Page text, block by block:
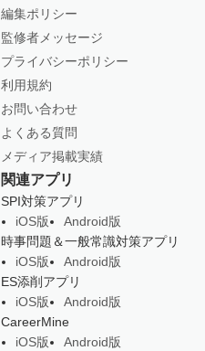
編集ポリシー
監修者メッセージ
プライバシーポリシー
利用規約
お問い合わせ
よくある質問
メディア掲載実績
関連アプリ
SPI対策アプリ
iOS版
Android版
時事問題＆一般常識対策アプリ
iOS版
Android版
ES添削アプリ
iOS版
Android版
CareerMine
iOS版
Android版